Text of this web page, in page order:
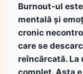
Burnout-ul
mentală și
cronic
care se
reîncărcată. La
complet. Asta